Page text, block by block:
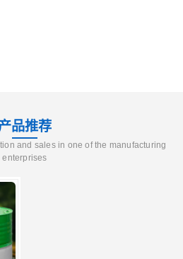
品推荐
and sales in one of the manufacturing
enterprises